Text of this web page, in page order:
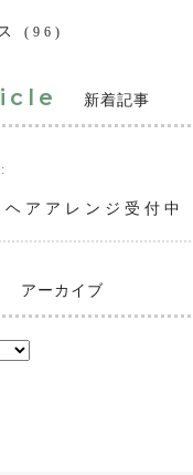
(96)
新着記事
アアレンジ受付中
アーカイブ